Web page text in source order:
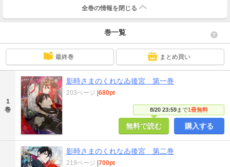
全巻の情報を 閉じる
巻一覧
最終巻 まとめ買い
1
巻
影時さまのくれなゐ後宮 第一巻
8/20 23:59まで1冊無料
203ページ |680pt
無料で読む 購入する
影時さまのくれなゐ後宮 第二巻
219ページ |700pt